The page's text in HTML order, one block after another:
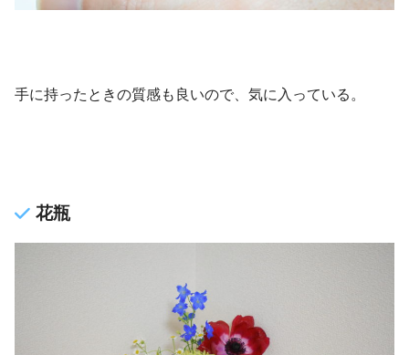
手に持ったときの質感も良いので、気に入っている。
花瓶